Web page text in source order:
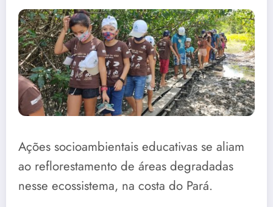
Ações socioambientais educativas se aliam
ao reflorestamento de áreas degradadas
nesse ecossistema, na costa do Pará.